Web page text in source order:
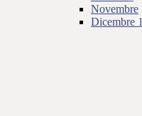
Novembre
Dicembre 1